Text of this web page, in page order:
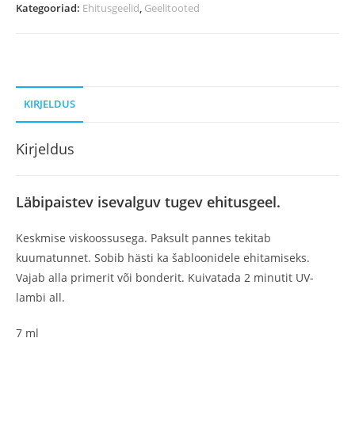
Kategooriad: Ehitusgeelid, Geelitooted
KIRJELDUS
Kirjeldus
Läbipaistev isevalguv tugev ehitusgeel.
Keskmise viskoossusega. Paksult pannes tekitab
kuumatunnet. Sobib hästi ka šabloonidele ehitamiseks.
Vajab alla primerit või bonderit. Kuivatada 2 minutit UV-
lambi all.
7 ml